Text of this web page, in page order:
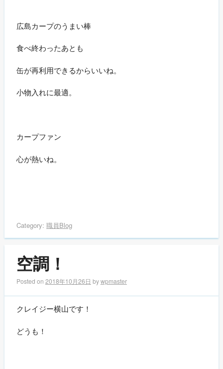
広島カープのうまい棒
食べ終わったあとも
缶が再利用できるからいいね。
小物入れに最適。
カープファン
心が熱いね。
Category: 職員Blog
空調！
Posted on 2018年10月26日 bywpmaster
クレイジー横山です！
どうも！